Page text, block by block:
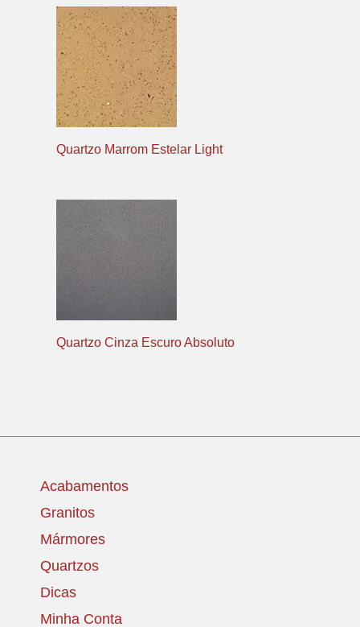
Quartzo Marrom Estelar Light
Quartzo Cinza Escuro Absoluto
Acabamentos
Granitos
Mármores
Quartzos
Dicas
Minha Conta